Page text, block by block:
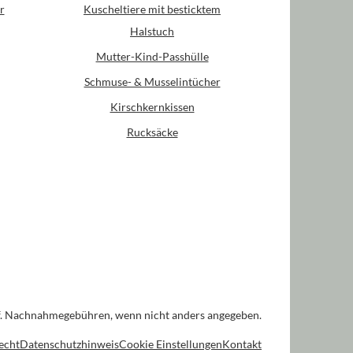
Kuscheltiere mit besticktem
Halstuch
Mutter-Kind-Passhülle
Schmuse- & Musselintücher
Kirschkernkissen
Rucksäcke
Nachnahmegebühren, wenn nicht anders angegeben.
DatenschutzhinweisCookie EinstellungenKontakt